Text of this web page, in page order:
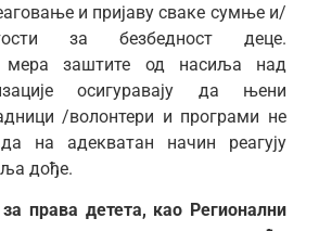
и пријаву сваке сумње и/
за безбедност деце.
мера заштите од насиља над
осигуравају да њени
/волонтери и програми не
на адекватан начин реагују
дође.
права детета, као Регионални